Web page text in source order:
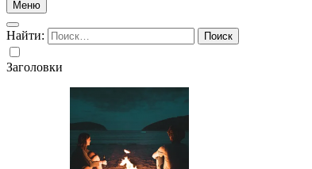
Меню
Найти:
Заголовки